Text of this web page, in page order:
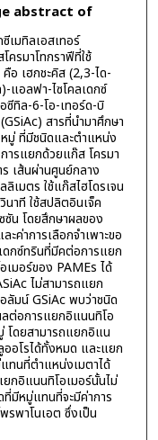
abstract of
เมทิลเอสเทอร์
รมาโทกราฟีที่ใช้
อ เฮกชะคิส (2,3-ได-
แอลฟา-ไซโคลเดกซ์
ซีทิล-6-โอ-เทอร์ด-บิ
สารที่นำมาศึกษา
มู่ ที่มีชนิดและตำแหน่ง
รแยกด้วยแก๊ส โครมา
เส้นผ่านศูนย์กลาง
เมตร ใช้แก๊สไฮโดรเจน
าที ใช้สปลิตอินเจ็ค
ซัน โดยสึกษาผลของ
ค่าการเลือกจำเพาะขอ
ดกซ์ทรินที่มีคต่อการแยก
มอร์ของ PAMEs ได้
ไม่สามารถแยก
ลัมน์ GSiAc พบว่าชนิด
ต่อการแยกอิแนนทิโอ
โดยสามารถแยกอิแน
อโรได้ทั้งหมด และแยก
ทนที่ตำแหน่งเมตาได้
กอิแนนทิโอเมอร์นั้นไม่
มีหมู่แทนที่จะมีค่าการ
รพาโนเอต ซึ่งเป็น